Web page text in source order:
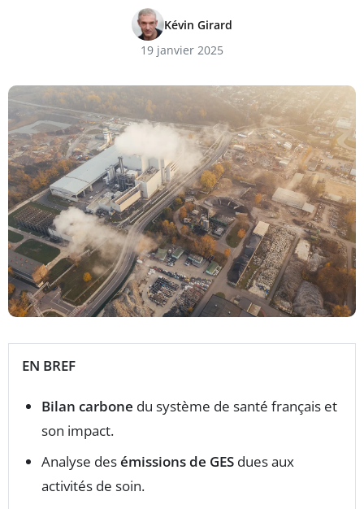
Kévin Girard
19 janvier 2025
EN BREF
Bilan carbone du système de santé français et
son impact.
Analyse desémissions de GES dues aux
activités de soin.